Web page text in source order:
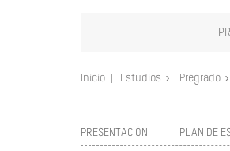
Inicio Estudios Pregrado
PRESENTACIÓN PLAN DE